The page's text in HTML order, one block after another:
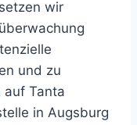
wir
und zu
auf Tanta
in Augsburg